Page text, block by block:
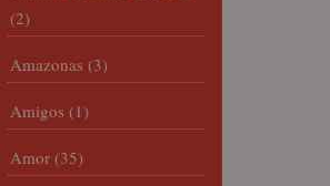
(2)
Amazonas (3)
Amigos (1)
Amor (35)